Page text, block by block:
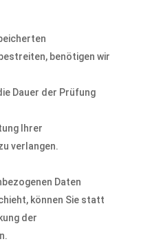
benötigen wir
Dauer der Prüfung
Ihrer
verlangen.
Daten
können Sie statt
der